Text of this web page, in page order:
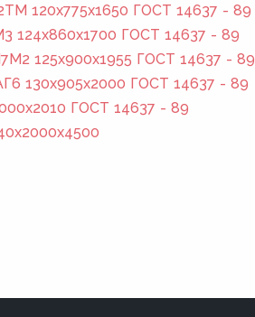
120x775x1650 ГОСТ 14637 - 89
124x860x1700 ГОСТ 14637 - 89
125x900x1955 ГОСТ 14637 - 89
130x905x2000 ГОСТ 14637 - 89
ГОСТ 14637 - 89